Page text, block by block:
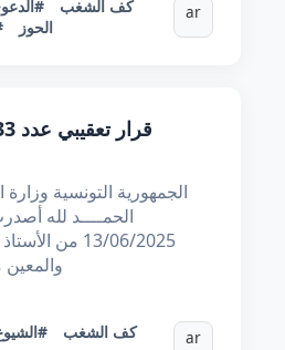
#كف الشغب
الحوز
ar
الحمــــد لله
13/06/
#كف الشغب ar